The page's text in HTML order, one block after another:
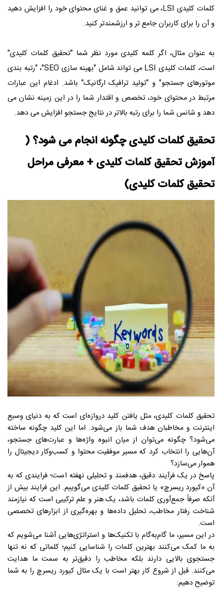
کلمات کلیدی LSI، می توانید عمق و غنای محتوای خود را افزایش دهید
و آن را برای کاربران جامع تر و ارزشمندتر کنید.
به عنوان مثال، اگر کلمه کلیدی مورد نظر شما "تحقیق کلمات کلیدی"
است، کلمات کلیدی LSI می تواند شامل "بهینه سازی SEO"، "رتبه بندی
موتورهای جستجو" و "تولید ترافیک ارگانیک" باشد. ادغام این عبارات
مرتبط در محتوای خود، تخصص و اقتدار شما را در این زمینه نشان می
دهد و شانس شما را برای رتبه بالاتر در نتایج جستجو افزایش می دهد.
تحقیق کلمات کلیدی چگونه انجام می شود؟ (
آموزش تحقیق کلمات کلیدی + معرفی مراحل
تحقیق کلمات کلیدی)
تحقیق کلمات کلیدی، مثل یافتن کلید دروازه‌ای است که به دنیای وسیع
اینترنت و مخاطبان هدف شما باز می‌شود. اما این کلید چگونه ساخته
می‌شود؟ چگونه می‌توان از میان انبوه واژه‌ها و عبارت‌های جستجو،
آن‌هایی را انتخاب کرد که مسیر موفقیت محتوا و کسب‌وکار دیجیتال را
هموار می‌سازد؟
پاسخ در یک فرآیند دقیق، هدفمند و تحلیلی نهفته است؛ فرایندی که به
آن «کیورد ریسرچ» یا تحقیق کلمات کلیدی می‌گوییم. این فرایند بیش از
آنکه صرفاً جمع‌آوری کلمات باشد، یک هنر و علم ترکیبی است که نیازمند
شناخت رفتار مخاطب، تحلیل داده‌ها و بهره‌گیری از ابزارهای تخصصی
است.
در این مسیر، ما گام‌به‌گام با تکنیک‌ها و استراتژی‌هایی آشنا می‌شویم که
به ما کمک می‌کنند بهترین کلمات را شناسایی کنیم؛ کلماتی که نه تنها
جستجوی بالایی دارند بلکه مخاطب را دقیق‌تر به سمت ما هدایت
می‌کنند. قبل از شروع کار بهتر است با یک مثال کیورد ریسرچ را به شما
توضیح دهیم: